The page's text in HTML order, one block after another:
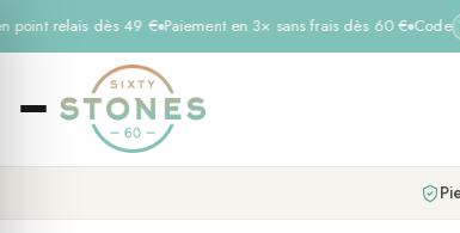
relais dès 49 € Paiement en 3× sans frais dès 60 € Code